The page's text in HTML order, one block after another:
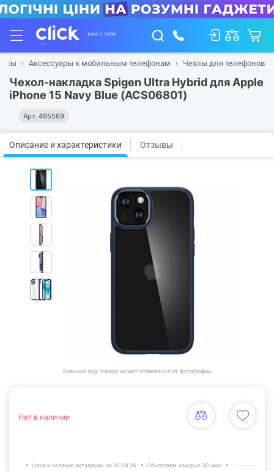
Аксессуары к мобильным телефонам Чехлы для телефонов
Чeхол-накладка Spigen Ultra Hybrid для Apple
iPhone 15 Navy Blue (ACS06801)
Арт. 495569
Описание и характеристики Отзывы
Внешний вид товара может отличаться от фотографии
Нет в наличии
Цена и наличие актуальны на 10.08.26. Обновляем каждые 30 мин.